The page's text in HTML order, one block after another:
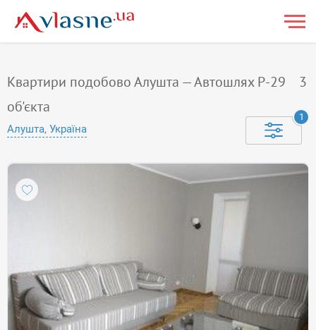
Квартири подобово Алушта — Автошлях Р-29
3
об'єкта
Алушта, Україна
1